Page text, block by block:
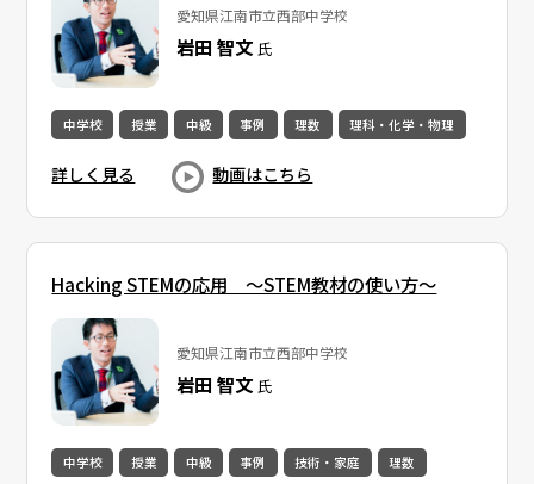
愛知県江南市立西部中学校
岩田 智文 氏
中学校 授業 中級 事例 理数 理科・化学・物理
詳しく見る 動画はこちら
Hacking STEMの応用 〜STEM教材の使い方〜
愛知県江南市立西部中学校
岩田 智文氏
中学校 授業 中級 事例 技術・家庭 理数